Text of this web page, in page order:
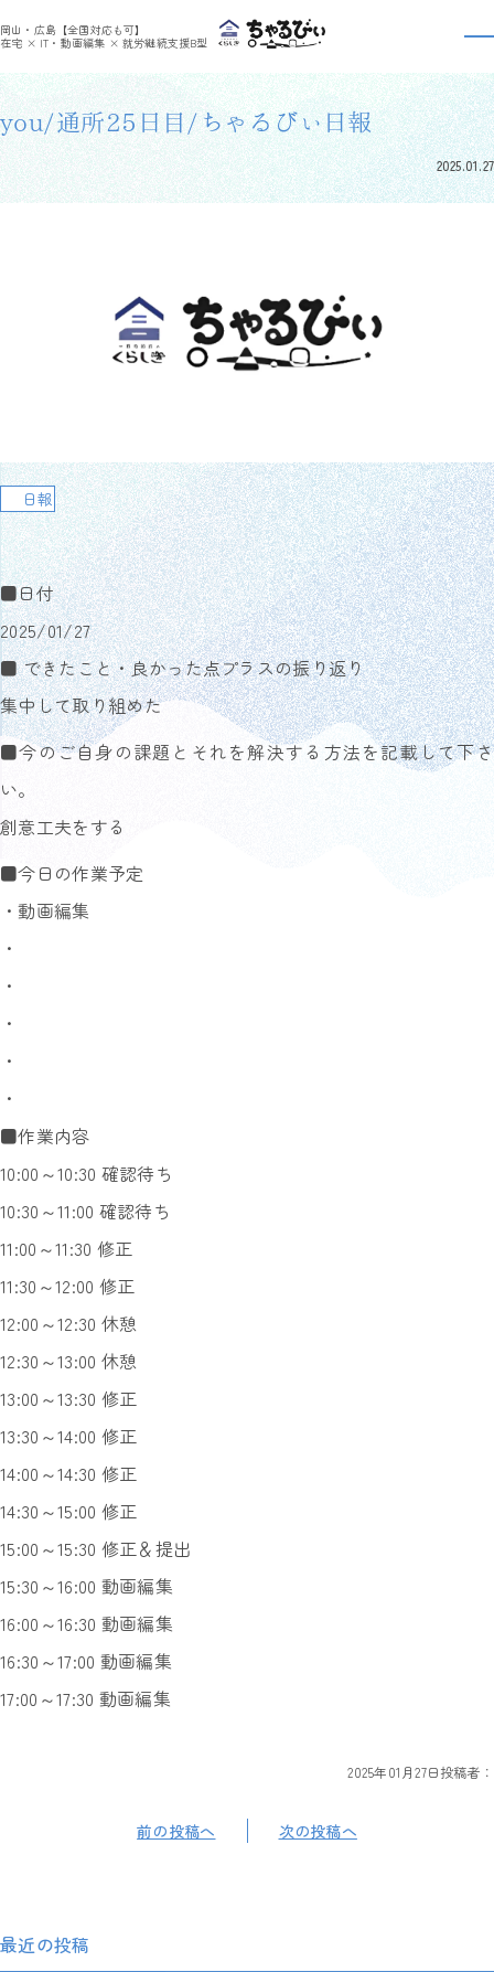
岡山・広島【全国対応も可】
在宅 × IT・動画編集 × 就労継続支援B型
利用者さんの日報 >
利用者さんの日報
you/通所25日目/ちゃるびぃ日報
2025.01.27
日報
■日付
2025/01/27
■ できたこと・良かった点プラスの振り返り
集中して取り組めた
■今のご自身の課題とそれを解決する方法を記載して下さ
い。
創意工夫をする
■今日の作業予定
・動画編集
・
・
・
・
・
■作業内容
10:00～10:30 確認待ち
10:30～11:00 確認待ち
11:00～11:30 修正
11:30～12:00 修正
12:00～12:30 休憩
12:30～13:00 休憩
13:00～13:30 修正
13:30～14:00 修正
14:00～14:30 修正
14:30～15:00 修正
15:00～15:30 修正＆提出
15:30～16:00 動画編集
16:00～16:30 動画編集
16:30～17:00 動画編集
17:00～17:30 動画編集
2025年01月27日投稿者：
前の投稿へ 次の投稿へ
最近の投稿